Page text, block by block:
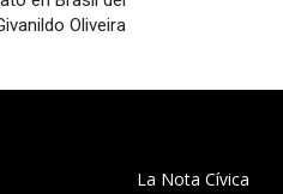
Oliveira
La Nota Cívica